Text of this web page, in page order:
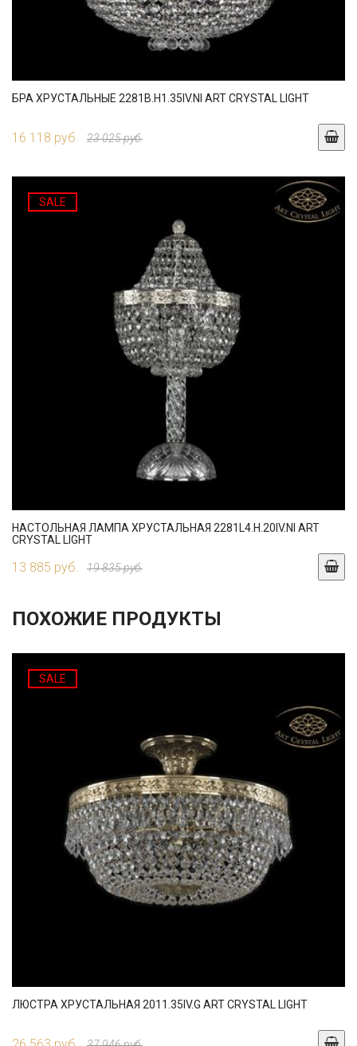
БРА ХРУСТАЛЬНЫЕ 2281B.H1.35IV.NI ART CRYSTAL LIGHT
16 118 руб. 23 025 руб.
SALE
НАСТОЛЬНАЯ ЛАМПА ХРУСТАЛЬНАЯ 2281L4.H.20IV.NI ART
CRYSTAL LIGHT
13 885 руб. 19 835 руб.
ПОХОЖИЕ ПРОДУКТЫ
SALE
ЛЮСТРА ХРУСТАЛЬНАЯ 2011.35IV.G ART CRYSTAL LIGHT